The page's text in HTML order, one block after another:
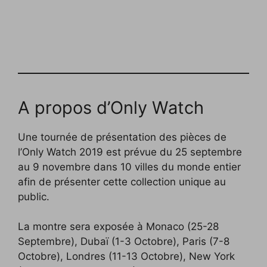
A propos d’Only Watch
Une tournée de présentation des pièces de
l’Only Watch 2019 est prévue du 25 septembre
au 9 novembre dans 10 villes du monde entier
afin de présenter cette collection unique au
public.
La montre sera exposée à Monaco (25-28
Septembre), Dubaï (1-3 Octobre), Paris (7-8
Octobre), Londres (11-13 Octobre), New York